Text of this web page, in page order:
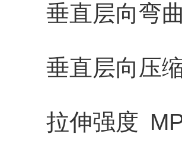
垂直层向弯曲
垂直层向压缩
拉伸强度